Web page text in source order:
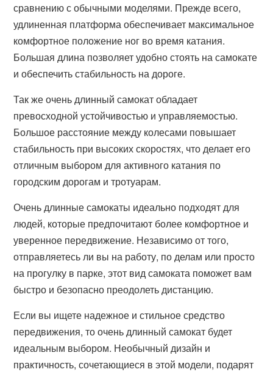
сравнению с обычными моделями. Прежде всего,
удлиненная платформа обеспечивает максимальное
комфортное положение ног во время катания.
Большая длина позволяет удобно стоять на самокате
и обеспечить стабильность на дороге.
Так же очень длинный самокат обладает
превосходной устойчивостью и управляемостью.
Большое расстояние между колесами повышает
стабильность при высоких скоростях, что делает его
отличным выбором для активного катания по
городским дорогам и тротуарам.
Очень длинные самокаты идеально подходят для
людей, которые предпочитают более комфортное и
уверенное передвижение. Независимо от того,
отправляетесь ли вы на работу, по делам или просто
на прогулку в парке, этот вид самоката поможет вам
быстро и безопасно преодолеть дистанцию.
Если вы ищете надежное и стильное средство
передвижения, то очень длинный самокат будет
идеальным выбором. Необычный дизайн и
практичность, сочетающиеся в этой модели, подарят